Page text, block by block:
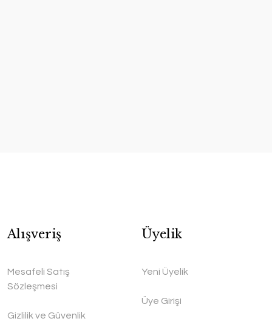
Alışveriş
Mesafeli Satış
Sözleşmesi
Gizlilik ve Güvenlik
Üyelik
Yeni Üyelik
Üye Girişi